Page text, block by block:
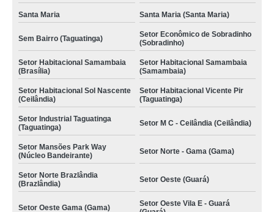
Santa Maria Santa Maria (Santa Maria)
Sem Bairro (Taguatinga)
Setor Econômico de Sobradinho
(Sobradinho)
Setor Habitacional Samambaia
(Brasília)
Setor Habitacional Samambaia
(Samambaia)
Setor Habitacional Sol Nascente
(Ceilândia)
Setor Habitacional Vicente Pir
(Taguatinga)
Setor Industrial Taguatinga
(Taguatinga)
Setor M C - Ceilândia (Ceilândia)
Setor Mansões Park Way
(Núcleo Bandeirante)
Setor Norte - Gama (Gama)
Setor Norte Brazlândia
(Brazlândia)
Setor Oeste (Guará)
Setor Oeste Gama (Gama)
Setor Oeste Vila E - Guará